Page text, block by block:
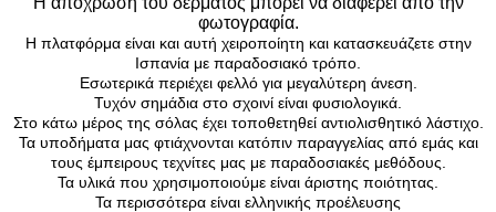
φωτογραφία.
Η πλατφόρμα είναι και αυτή χειροποίητη και κατασκευάζετε στην
Ισπανία με παραδοσιακό τρόπο.
Εσωτερικά περιέχει φελλό για μεγαλύτερη άνεση.
Τυχόν σημάδια στο σχοινί είναι φυσιολογικά.
Στο κάτω μέρος της σόλας έχει τοποθετηθεί αντιολισθητικό λάστιχο.
Τα υποδήματα μας φτιάχνονται κατόπιν παραγγελίας από εμάς και
τους έμπειρους τεχνίτες μας με παραδοσιακές μεθόδους.
Τα υλικά που χρησιμοποιούμε είναι άριστης ποιότητας.
Τα περισσότερα είναι ελληνικής προέλευσης